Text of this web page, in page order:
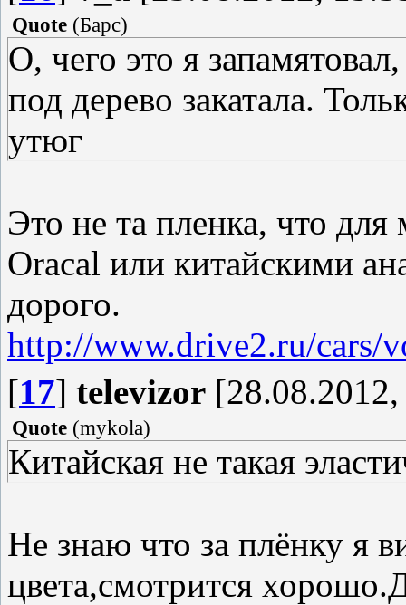
Quote (Барс)
О, чего это я
под дерево закатала.
утюг
Это не та пленка, что
Oracal или китайскими
дорого.
http://www.drive2.ru/cars/
[17] televizor
Quote (mykola)
Китайская не такая
Не знаю что за плёнку я
цвета,смотрится